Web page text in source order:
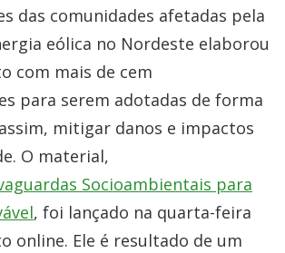
das comunidades afetadas pela
eólica no Nordeste elaborou
com mais de cem
para serem adotadas de forma
mitigar danos e impactos
O material,
Socioambientais para
, foi lançado na quarta-feira
online. Ele é resultado de um